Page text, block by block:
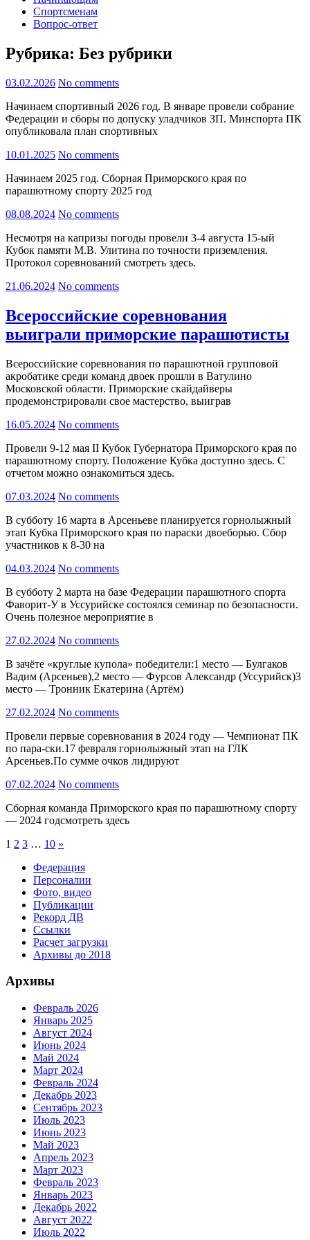
Спортсменам
Вопрос-ответ
Рубрика: Без рубрики
03.02.2026 No comments
Начинаем спортивный 2026 год. В январе провели собрание
Федерации и сборы по допуску уладчиков ЗП. Минспорта ПК
опубликовала план спортивных
10.01.2025 No comments
Начинаем 2025 год. Сборная Приморского края по
парашютному спорту 2025 год
08.08.2024 No comments
Несмотря на капризы погоды провели 3-4 августа 15-ый
Кубок памяти М.В. Улитина по точности приземления.
Протокол соревнований смотреть здесь.
21.06.2024 No comments
Всероссийские соревнования
выиграли приморские парашютисты
Всероссийские соревнования по парашютной групповой
акробатике среди команд двоек прошли в Ватулино
Московской области. Приморские скайдайверы
продемонстрировали свое мастерство, выиграв
16.05.2024 No comments
Провели 9-12 мая II Кубок Губернатора Приморского края по
парашютному спорту. Положение Кубка доступно здесь. С
отчетом можно ознакомиться здесь.
07.03.2024 No comments
В субботу 16 марта в Арсеньеве планируется горнолыжный
этап Кубка Приморского края по параски двоеборью. Сбор
участников к 8-30 на
04.03.2024 No comments
В субботу 2 марта на базе Федерации парашютного спорта
Фаворит-У в Уссурийске состоялся семинар по безопасности.
Очень полезное мероприятие в
27.02.2024 No comments
В зачёте «круглые купола» победители:1 место — Булгаков
Вадим (Арсеньев),2 место — Фурсов Александр (Уссурийск)3
место — Тронник Екатерина (Артём)
27.02.2024 No comments
Провели первые соревнования в 2024 году — Чемпионат ПК
по пара-ски.17 февраля горнолыжный этап на ГЛК
Арсеньев.По сумме очков лидируют
07.02.2024 No comments
Сборная команда Приморского края по парашютному спорту
— 2024 годсмотреть здесь
Пагинация
записей
1 2 3 … 10 Next
»
Федерация
Персоналии
Фото, видео
Публикации
Рекорд ДВ
Ссылки
Расчет загрузки
Архивы до 2018
Архивы
Февраль 2026
Январь 2025
Август 2024
Июнь 2024
Май 2024
Март 2024
Февраль 2024
Декабрь 2023
Сентябрь 2023
Июль 2023
Июнь 2023
Май 2023
Апрель 2023
Март 2023
Февраль 2023
Январь 2023
Декабрь 2022
Август 2022
Июль 2022